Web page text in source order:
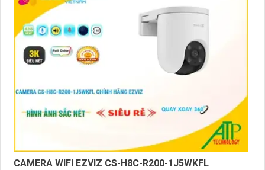
CAMERA WIFI EZVIZ CS-H8C-R200-1J5WKFL